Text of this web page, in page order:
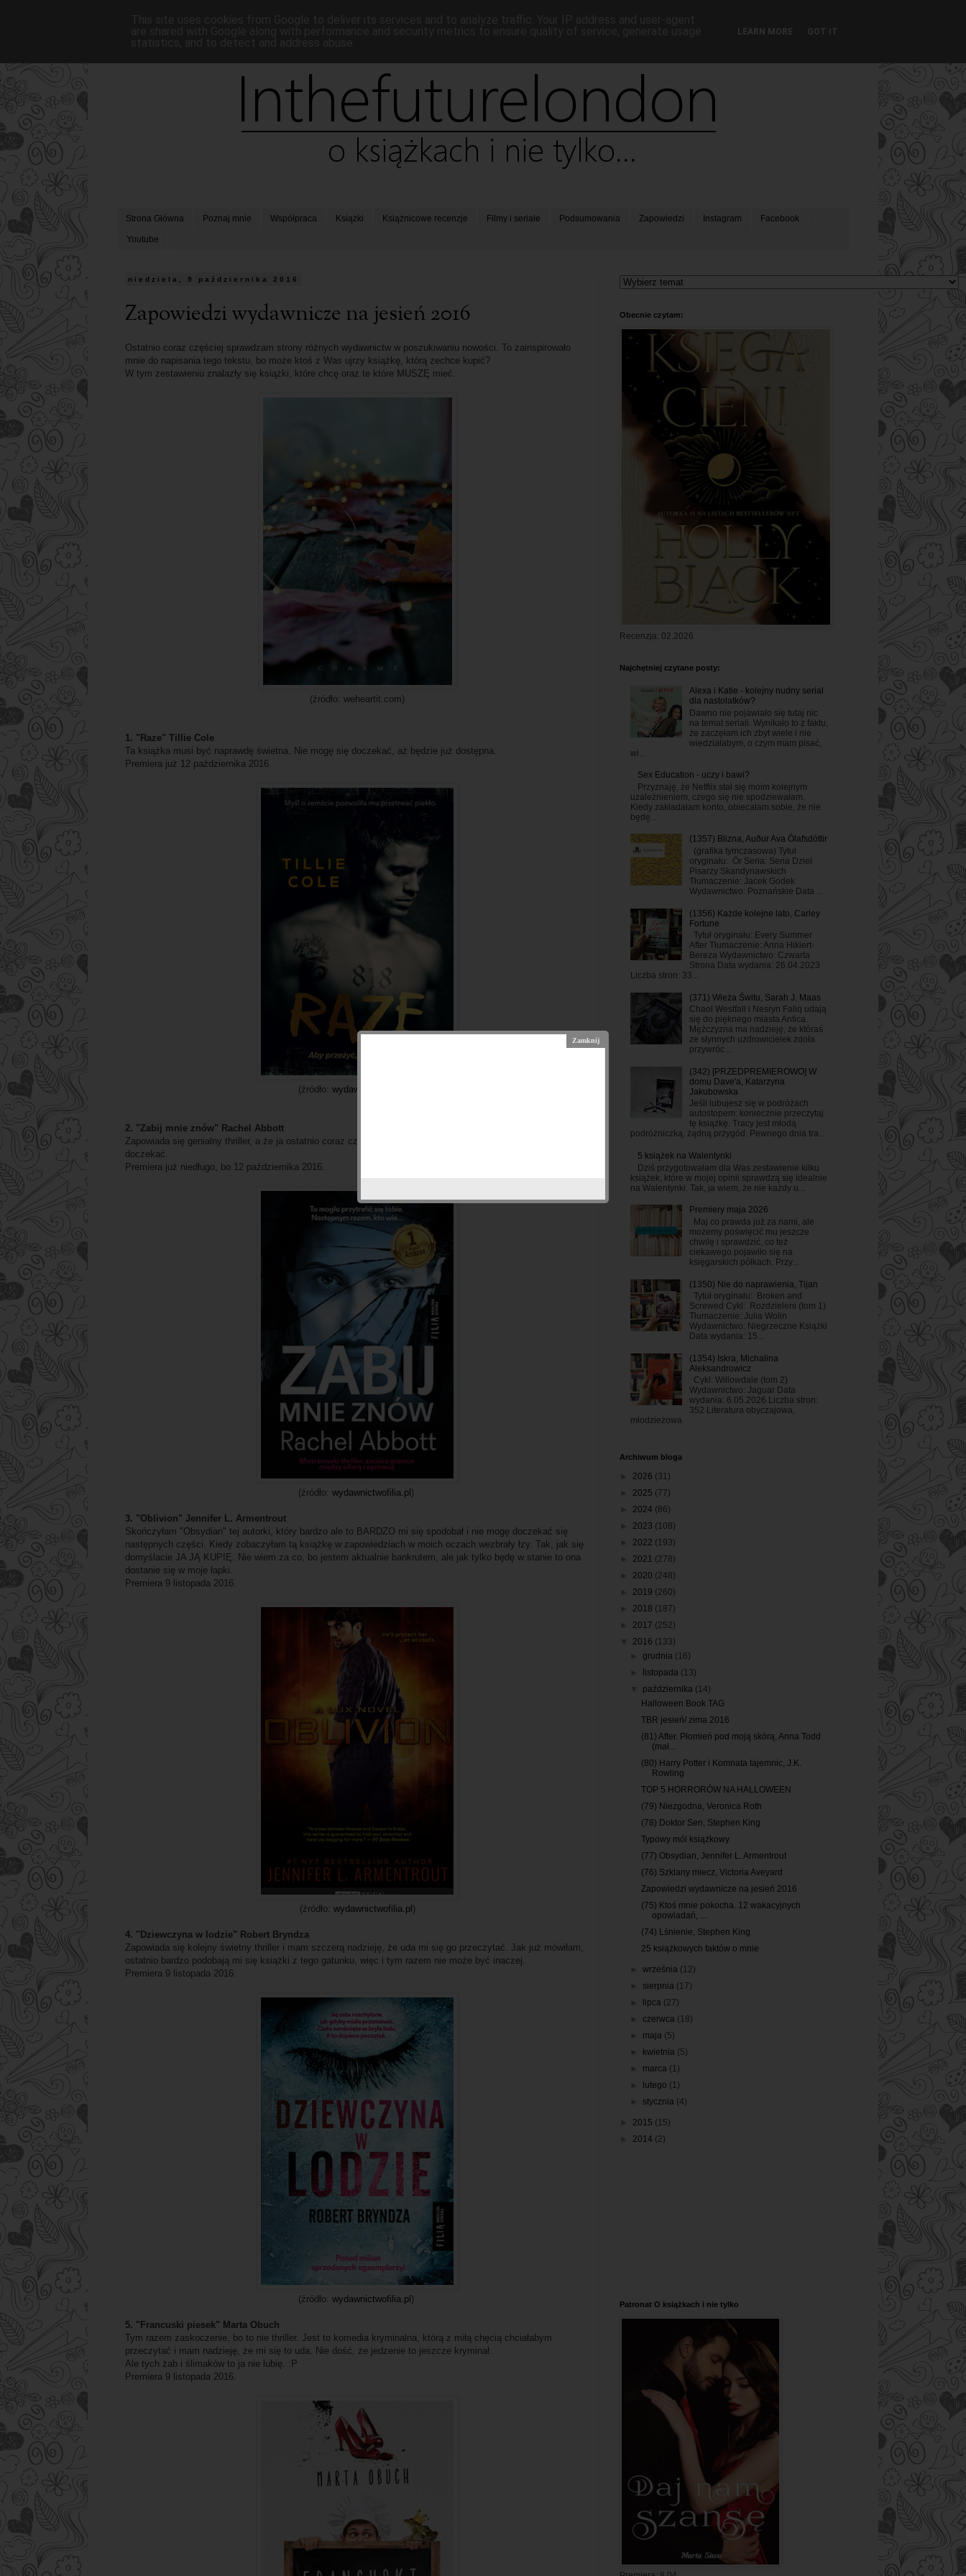
Strona Główna Poznaj mnie Współpraca Książki Książnicowe recenzje Filmy i seriale Podsumowania Zapowiedzi Instagram Facebook
Youtube
niedziela, 9 października 2016
Zapowiedzi wydawnicze na jesień 2016
Ostatnio coraz częściej sprawdzam strony różnych wydawnictw w poszukiwaniu nowości. To zainspirowało
mnie do napisania tego tekstu, bo może ktoś z Was ujrzy książkę, którą zechce kupić?
W tym zestawieniu znalazły się książki, które chcę oraz te które MUSZĘ mieć.
(źródło: weheartit.com)
1. "Raze" Tillie Cole
Ta książka musi być naprawdę świetna. Nie mogę się doczekać, aż będzie już dostępna.
Premiera już 12 października 2016.
(źródło: wydawnictwofilia.pl
2. "Zabij mnie znów" Rachel Abbott
Zapowiada się genialny thriller, a że ja ostatnio coraz częściej czytam takie książki, to i tej nie mogę się
doczekać.
Premiera już niedługo, bo 12 października 2016.
(źródło: wydawnictwofilia.pl )
3. "Oblivion" Jennifer L. Armentrout
Skończyłam "Obsydian" tej autorki, który bardzo ale to BARDZO mi się spodobał i nie mogę doczekać się
następnych części. Kiedy zobaczyłam tą książkę w zapowiedziach w moich oczach wezbrały łzy. Tak, jak się
domyślacie JA JĄ KUPIĘ. Nie wiem za co, bo jestem aktualnie bankrutem, ale jak tylko będę w stanie to ona
dostanie się w moje łapki.
Premiera 9 listopada 2016.
(źródło: wydawnictwofilia.pl )
4. "Dziewczyna w lodzie" Robert Bryndza
Zapowiada się kolejny świetny thriller i mam szczerą nadzieję, że uda mi się go przeczytać. Jak już mówiłam,
ostatnio bardzo podobają mi się książki z tego gatunku, więc i tym razem nie może być inaczej.
Premiera 9 listopada 2016.
(źródło: wydawnictwofilia.pl )
5. "Francuski piesek" Marta Obuch
Tym razem zaskoczenie, bo to nie thriller. Jest to komedia kryminalna, którą z miłą chęcią chciałabym
przeczytać i mam nadzieję, że mi się to uda. Nie dość, że jedzenie to jeszcze kryminał.
Ale tych żab i ślimaków to ja nie lubię. :P
Premiera 9 listopada 2016.
Obecnie czytam:
Recenzja: 02.2026
Najchętniej czytane posty:
Alexa i Katie - kolejny nudny serial
dla nastolatków?
Dawno nie pojawiało się tutaj nic
na temat seriali. Wynikało to z faktu,
że zaczęłam ich zbyt wiele i nie
wiedziałabym, o czym mam pisać,
wi...
Sex Education - uczy i bawi?
Przyznaję, że Netflix stał się moim kolejnym
uzależnieniem, czego się nie spodziewałam.
Kiedy zakładałam konto, obiecałam sobie, że nie
będę...
(1357) Blizna, Auður Ava Ólafsdóttir
(grafika tymczasowa) Tytuł
oryginału: Ör Seria: Seria Dzieł
Pisarzy Skandynawskich
Tłumaczenie: Jacek Godek
Wydawnictwo: Poznańskie Data ...
(1356) Każde kolejne lato, Carley
Fortune
Tytuł oryginału: Every Summer
After Tłumaczenie: Anna Hikiert-
Bereza Wydawnictwo: Czwarta
Strona Data wydania: 26.04.2023
Liczba stron: 33...
(371) Wieża Świtu, Sarah J. Maas
Chaol Westfall i Nesryn Faliq udają
się do pięknego miasta Antica.
Mężczyzna ma nadzieję, że któraś
ze słynnych uzdrowicielek zdoła
przywróc...
(342) [PRZEDPREMIEROWO] W
domu Dave'a, Katarzyna
Jakubowska
Jeśli lubujesz się w podróżach
autostopem: koniecznie przeczytaj
tę książkę. Tracy jest młodą
podróżniczką, żądną przygód. Pewnego dnia tra...
5 książek na Walentynki
Dziś przygotowałam dla Was zestawienie kilku
książek, które w mojej opinii sprawdzą się idealnie
na Walentynki. Tak, ja wiem, że nie każdy u...
Premiery maja 2026
Maj co prawda już za nami, ale
możemy poświęcić mu jeszcze
chwilę i sprawdzić, co też
ciekawego pojawiło się na
księgarskich półkach. Przy...
(1350) Nie do naprawienia, Tijan
Tytuł oryginału: Broken and
Screwed Cykl: Rozdzieleni (tom 1)
Tłumaczenie: Julia Wolin
Wydawnictwo: Niegrzeczne Książki
Data wydania: 15...
(1354) Iskra, Michalina
Aleksandrowicz
Cykl: Willowdale (tom 2)
Wydawnictwo: Jaguar Data
wydania: 6.05.2026 Liczba stron:
352 Literatura obyczajowa,
młodzieżowa
Archiwum bloga
2026 (31)
2025 (77)
2024 (86)
2023 (108)
2022 (193)
2021 (278)
2020 (248)
2019 (260)
2018 (187)
2017 (252)
2016 (133)
►grudnia (16)
listopada (13)
października (14)
Halloween Book TAG
TBR jesień/ zima 2016
(81) After. Płomień pod moją skórą, Anna Todd
(mał...
(80) Harry Potter i Komnata tajemnic, J.K.
Rowling
TOP 5 HORRORÓW NA HALLOWEEN
(79) Niezgodna, Veronica Roth
(78) Doktor Sen, Stephen King
Typowy mól książkowy
(77) Obsydian, Jennifer L. Armentrout
(76) Szklany miecz, Victoria Aveyard
Zapowiedzi wydawnicze na jesień 2016
(75) Ktoś mnie pokocha. 12 wakacyjnych
opowiadań, ...
(74) Lśnienie, Stephen King
25 książkowych faktów o mnie
►września (12)
sierpnia (17)
lipca (27)
►czerwca (18)
maja (5)
kwietnia (5)
marca (1)
lutego (1)
stycznia (4)
2015 (15)
2014 (2)
Patronat O książkach i nie tylko
LEARN MORE GOT IT